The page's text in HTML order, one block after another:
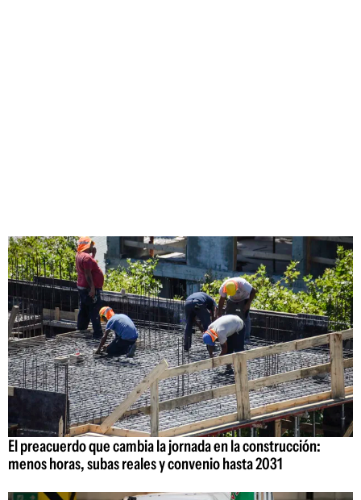
El preacuerdo que cambia la jornada en la construcción:
menos horas, subas reales y convenio hasta 2031